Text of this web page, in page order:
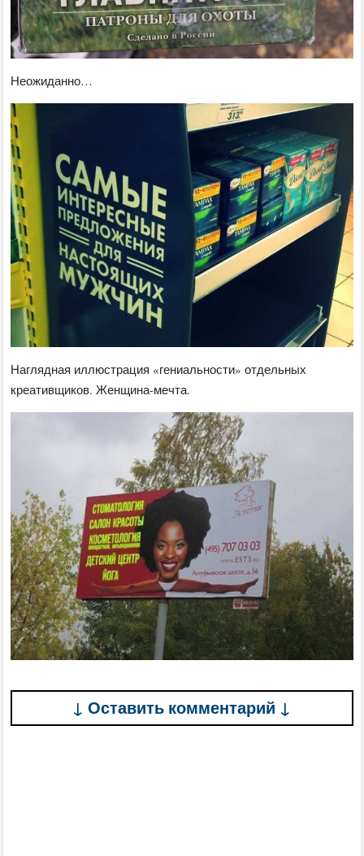
Неожиданно…
Наглядная иллюстрация «гениальности» отдельных
креативщиков. Женщина-мечта.
↓ Оставить комментарий ↓